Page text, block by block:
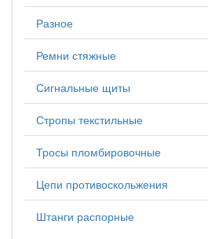
Разное
Ремни стяжные
Сигнальные щиты
Стропы текстильные
Тросы пломбировочные
Цепи противоскольжения
Штанги распорные